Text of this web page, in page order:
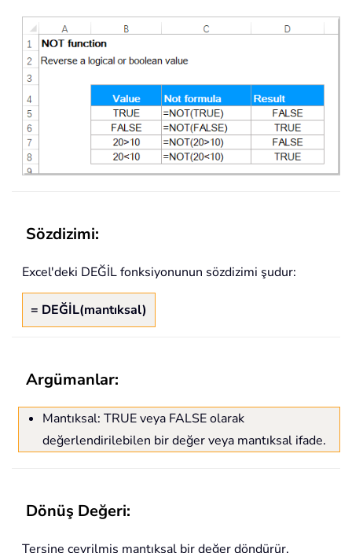
Sözdizimi:
Excel'deki DEĞİL fonksiyonunun sözdizimi şudur:
= DEĞİL(mantıksal)
Argümanlar:
Mantıksal: TRUE veya FALSE olarak
değerlendirilebilen bir değer veya mantıksal ifade.
Dönüş Değeri:
Tersine çevrilmiş mantıksal bir değer döndürür.